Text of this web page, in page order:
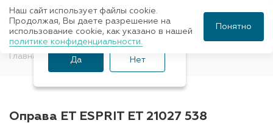
Главная Оправы для очков ET ESPRIT
Оправа ET ESPRIT ET 21027 538
Ваш город Санкт-
Петербург?
Да Нет
Наш сайт использует файлы cookie.
Продолжая, Вы даете разрешение на
использование cookie, как указано в нашей
политике конфиденциальности.
Понятно